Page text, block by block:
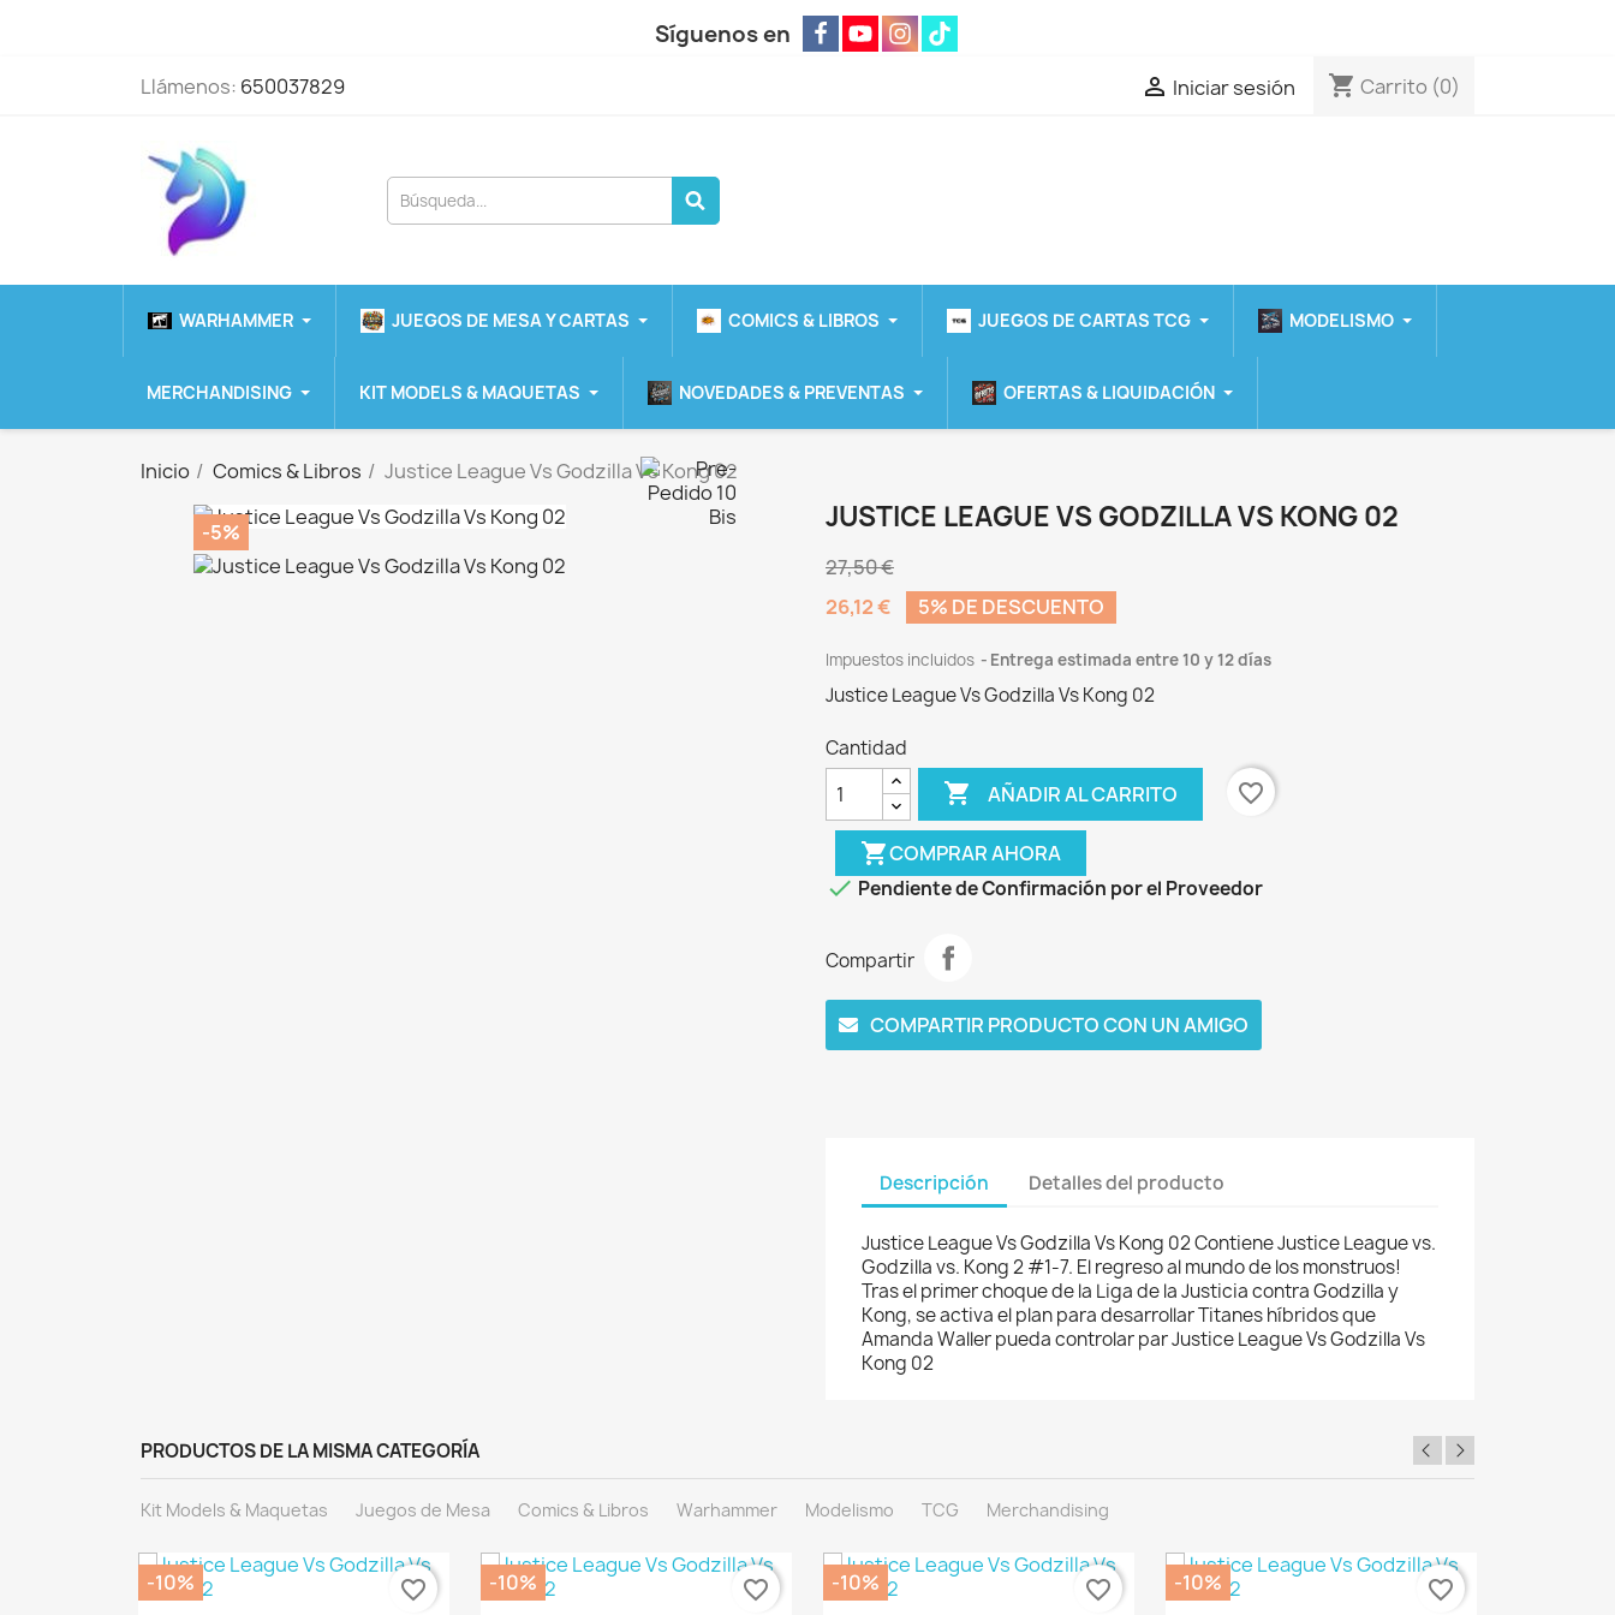
Síguenos en
Llámenos: 650037829  Iniciar sesión shopping_cart Carrito (0)
WARHAMMER JUEGOS DE MESA Y CARTAS COMICS & LIBROS JUEGOS DE CARTAS TCG MODELISMO
MERCHANDISING KIT MODELS & MAQUETAS NOVEDADES & PREVENTAS OFERTAS & LIQUIDACIÓN
Inicio Comics & Libros Justice League Vs Godzilla Vs Kong 02
-5% JUSTICE LEAGUE VS GODZILLA VS KONG 02
27,50 €
26,12 €
5% DE DESCUENTO
Impuestos incluidos Entrega estimada entre 10 y 12 días
Justice League Vs Godzilla Vs Kong 02
Cantidad
 AÑADIR AL CARRITO favorite_border
shopping_cartCOMPRAR AHORA
 Pendiente de Confirmación por el Proveedor
Compartir
COMPARTIR PRODUCTO CON UN AMIGO
Descripción Detalles del producto
Justice League Vs Godzilla Vs Kong 02 Contiene Justice League vs.
Godzilla vs. Kong 2 #1-7. El regreso al mundo de los monstruos!
Tras el primer choque de la Liga de la Justicia contra Godzilla y
Kong, se activa el plan para desarrollar Titanes híbridos que
Amanda Waller pueda controlar par Justice League Vs Godzilla Vs
Kong 02
PRODUCTOS DE LA MISMA CATEGORÍA
Kit Models & Maquetas Juegos de Mesa Comics & Libros Warhammer Modelismo TCG Merchandising
-10%
favorite_border
-10%
favorite_border
-10%
favorite_border
-10%
favorite_border